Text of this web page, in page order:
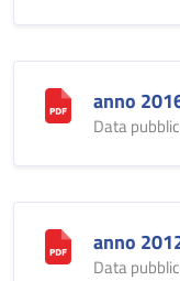
anno
Data
anno
Data